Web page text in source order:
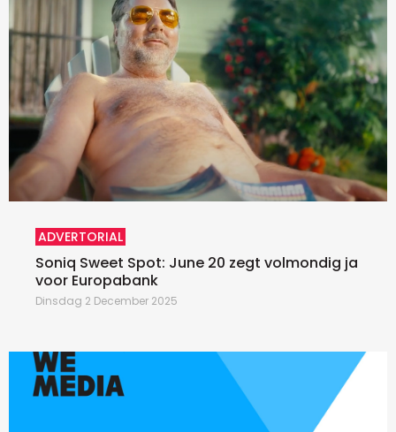
ADVERTORIAL
Soniq Sweet Spot: June 20 zegt volmondig ja
voor Europabank
Dinsdag 2 December 2025